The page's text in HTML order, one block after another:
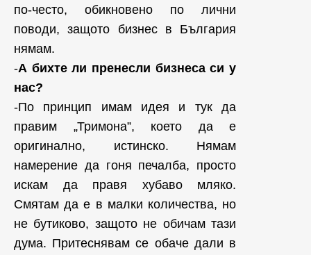
по-често, обикновено по лични
поводи, защото бизнес в България
нямам.
-А бихте ли пренесли бизнеса си у
нас?
-По принцип имам идея и тук да
правим „Тримона”, което да е
оригинално, истинско. Нямам
намерение да гоня печалба, просто
искам да правя хубаво мляко.
Смятам да е в малки количества, но
не бутиково, защото не обичам тази
дума. Притеснявам се обаче дали в